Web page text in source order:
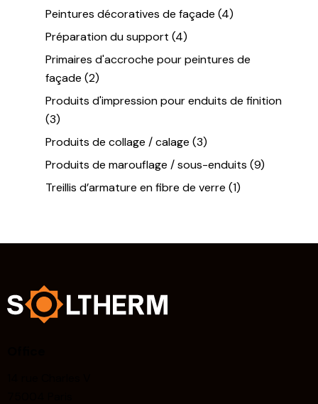
Peintures décoratives de façade (4)
Préparation du support (4)
Primaires d'accroche pour peintures de
façade (2)
Produits d'impression pour enduits de finition
(3)
Produits de collage / calage (3)
Produits de marouflage / sous-enduits (9)
Treillis d’armature en fibre de verre (1)